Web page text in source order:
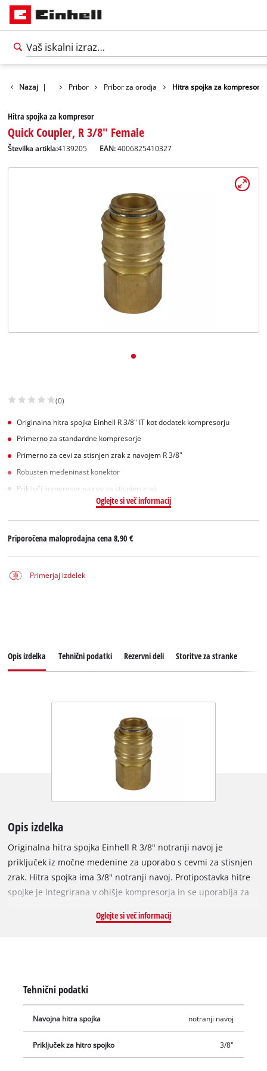
Nazaj | Pribor Pribor za orodja Hitra spojka za kompresor
Hitra spojka za kompresor
Quick Coupler, R 3/8" Female
Številka artikla:4139205 EAN:4006825410327
(0)
Originalna hitra spojka Einhell R 3/8" IT kot dodatek kompresorju
Primerno za standardne kompresorje
Primerno za cevi za stisnjen zrak z navojem R 3/8"
Robusten medeninast konektor
Priključi kompresor na cev za stisnjen zrak
Oglejte si več informacij
Priporočena maloprodajna cena8,90 €
Primerjaj izdelek
Opis izdelka Tehnični podatki Rezervni deli Storitve za stranke
Opis izdelka
Originalna hitra spojka Einhell R 3/8" notranji navoj je
priključek iz močne medenine za uporabo s cevmi za stisnjen
zrak. Hitra spojka ima 3/8" notranji navoj. Protipostavka hitre
spojke je integrirana v ohišje kompresorja in se uporablja za
Oglejte si več informacij
Tehnični podatki
Navojna hitra spojka notranji navoj
Priključek za hitro spojko 3/8"